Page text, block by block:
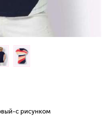
с рисунком